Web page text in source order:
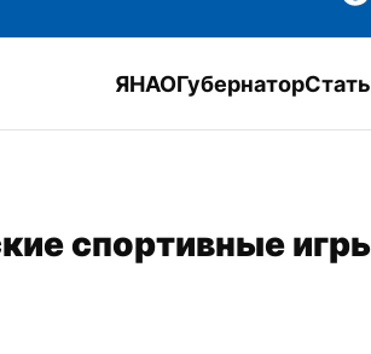
ЯНАОГубернатор
спортивные